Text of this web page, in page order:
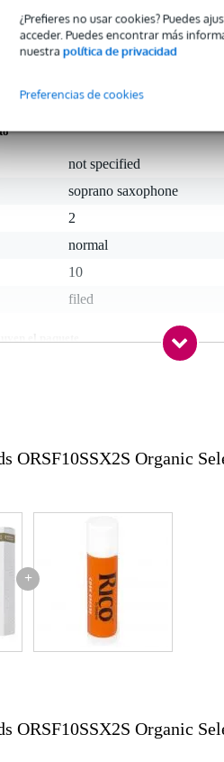
¿Prefieres no usar cookies? Puedes
acceder. Puedes encontrar más
nuestra política de privacidad
Preferencias de cookies
para los músicos de
cañas cultivadas de forma natural.
not specified
soprano saxophone
2
normal
10
filed
caña natural
soprano
en soporte de papel y
unidos
ORSF10SSX2S
ORSF10SSX2S Organic
+
ORSF10SSX2S Organic